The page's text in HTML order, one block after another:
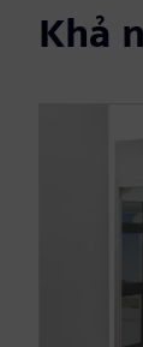
Khả